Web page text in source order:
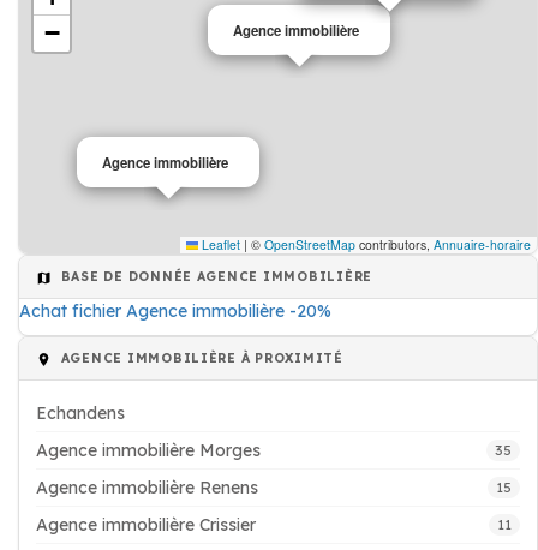
Agence immobilière
Agence immobilière
−
Leaflet | © OpenStreetMap contributors, Annuaire-horaire
BASE DE DONNÉE AGENCE IMMOBILIÈRE
Achat fichier Agence immobilière -20%
AGENCE IMMOBILIÈRE À PROXIMITÉ
Echandens
Agence immobilière Morges
35
Agence immobilière Renens 15
Agence immobilière Crissier 11